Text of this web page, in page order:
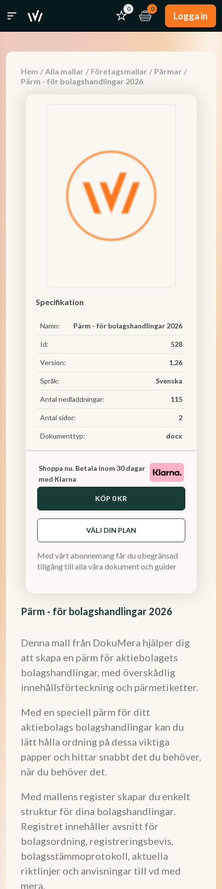
0 0
Logga in
Hem / Alla mallar / Företagsmallar / Pärmar /
Pärm - för bolagshandlingar 2026
Pärm - för bolagshandlingar 2026
Denna mall från DokuMera hjälper dig
att skapa en pärm för aktiebolagets
bolagshandlingar, med överskådlig
innehållsförteckning och pärmetiketter.
Med en speciell pärm för ditt
aktiebolags bolagshandlingar kan du
lätt hålla ordning på dessa viktiga
papper och hittar snabbt det du behöver,
när du behöver det.
Med mallens register skapar du enkelt
struktur för dina bolagshandlingar.
Registret innehåller avsnitt för
bolagsordning, registreringsbevis,
bolagsstämmoprotokoll, aktuella
riktlinjer och anvisningar till vd med
mera.
Specifikation
Namn: Pärm - för bolagshandlingar 2026
Id: 528
Version: 1,26
Språk: Svenska
Antal nedladdningar: 115
Antal sidor: 2
Dokumenttyp: docx
Shoppa nu. Betala inom 30 dagar
med Klarna
KÖP 0 KR
VÄLJ DIN PLAN
Med vårt abonnemang får du obegränsad
tillgång till alla våra dokument och guider